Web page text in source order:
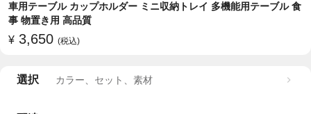
車用テーブル カップホルダー ミニ収納トレイ 多機能用テーブル 食
事 物置き用 高品質
¥ 3,650 (税込)
選択 カラー、セット、素材